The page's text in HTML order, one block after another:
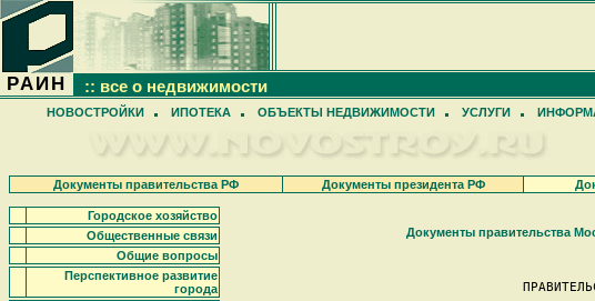
РАИН :: все о недвижимости
НОВОСТРОЙКИ
ИПОТЕКА ОБЪЕКТЫ НЕДВИЖИМОСТИ УСЛУГИ
Документы правительства РФ Документы президента РФ
Городское хозяйство
Общественные связи
Общие вопросы
Перспективное развитие
города
Документы правительства